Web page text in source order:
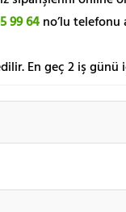
99 64 no’lu telefonu
En geç 2 iş günü